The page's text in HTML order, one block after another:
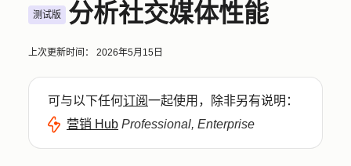
测试版 分析社交媒体性能
上次更新时间： 2026年5月15日
可与以下任何订阅一起使用，除非另有说明：
营销 Hub Professional, Enterprise